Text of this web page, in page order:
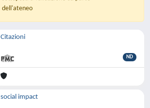
dell'ateneo
Citazioni
ND
social impact